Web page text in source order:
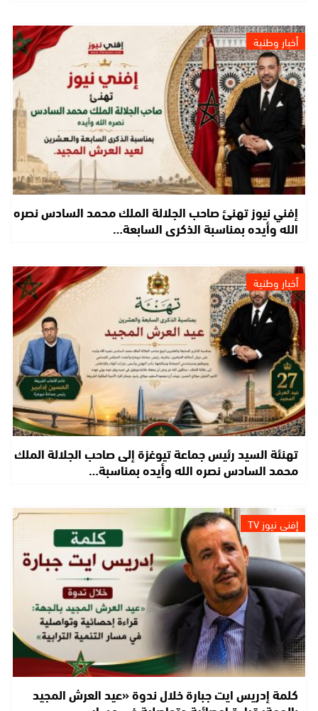
أخبار وطنية
إفني نيوز تهنئ صاحب الجلالة الملك محمد السادس نصره
الله وأيده بمناسبة الذكرى السابعة…
أخبار وطنية
تهنئة السيد رئيس جماعة تيوغزة إلى صاحب الجلالة الملك
محمد السادس نصره الله وأيده بمناسبة…
إفني نيوز TV
كلمة إدريس ايت جبارة خلال ندوة «عيد العرش المجيد